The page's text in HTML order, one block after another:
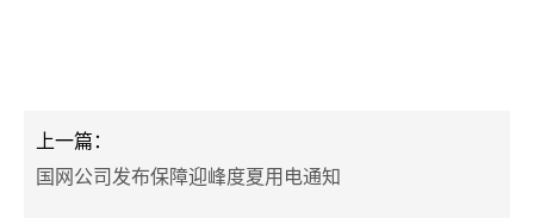
上一篇：
国网公司发布保障迎峰度夏用电通知